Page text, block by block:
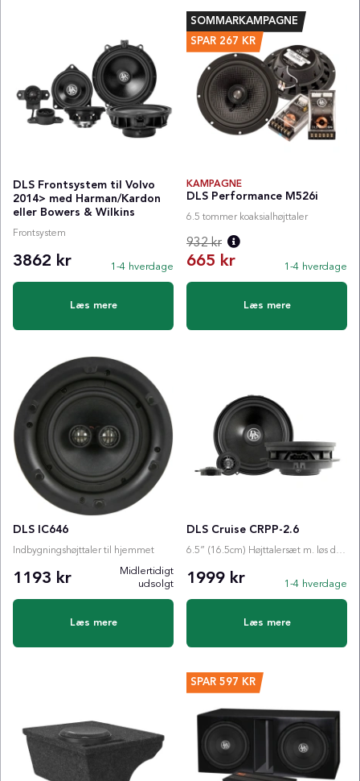
DLS Frontsystem til Volvo
2014> med Harman/Kardon
eller Bowers & Wilkins
Frontsystem
3862 kr 1-4 hverdage
Læs mere
SOMMARKAMPAGNE
SPAR 267 KR
KAMPAGNE
DLS Performance M526i
6.5 tommer koaksialhøjttaler
665 kr
Normalpris:
932 kr
1-4 hverdage
Læs mere
DLS IC646
Indbygningshøjttaler til hjemmet
1193 kr
Midlertidigt
udsolgt
Læs mere
DLS Cruise CRPP-2.6
6.5” (16.5cm) Højttalersæt m. løs diskant
1999 kr 1-4 hverdage
Læs mere
SPAR 597 KR